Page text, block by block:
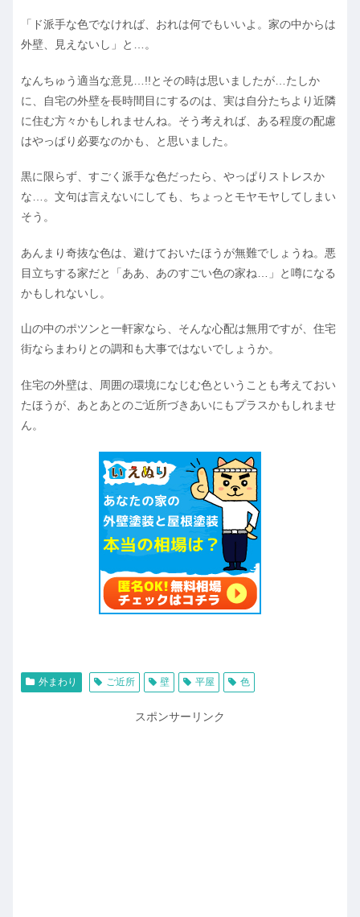
「ド派手な色でなければ、おれは何でもいいよ。家の中からは
外壁、見えないし」と…。
なんちゅう適当な意見…!!とその時は思いましたが…たしか
に、自宅の外壁を長時間目にするのは、実は自分たちより近隣
に住む方々かもしれませんね。そう考えれば、ある程度の配慮
はやっぱり必要なのかも、と思いました。
黒に限らず、すごく派手な色だったら、やっぱりストレスか
な…。文句は言えないにしても、ちょっとモヤモヤしてしまい
そう。
あんまり奇抜な色は、避けておいたほうが無難でしょうね。悪
目立ちする家だと「ああ、あのすごい色の家ね…」と噂になる
かもしれないし。
山の中のポツンと一軒家なら、そんな心配は無用ですが、住宅
街ならまわりとの調和も大事ではないでしょうか。
住宅の外壁は、周囲の環境になじむ色ということも考えておい
たほうが、あとあとのご近所づきあいにもプラスかもしれませ
ん。
外まわり ご近所 壁 平屋 色
スポンサーリンク